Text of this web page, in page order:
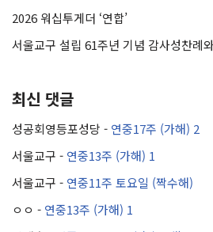
2026 워십투게더 ‘연합’
서울교구 설립 61주년 기념 감사성찬례
최신 댓글
성공회영등포성당 - 연중17주 (가해) 2
서울교구 - 연중13주 (가해) 1
서울교구 - 연중11주 토요일 (짝수해)
ㅇㅇ - 연중13주 (가해) 1